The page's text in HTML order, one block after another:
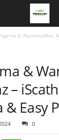
& WanitwaMos,
&
–
& Easy
0